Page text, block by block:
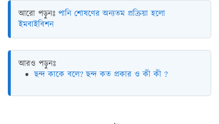
আরো পড়ুনঃ পানি শোষণের অন্যতম প্রক্রিয়া হলো
ইমবাইবিশন
আরও পড়ুনঃ
ছন্দ কাকে বলে? ছন্দ কত প্রকার ও কী কী ?